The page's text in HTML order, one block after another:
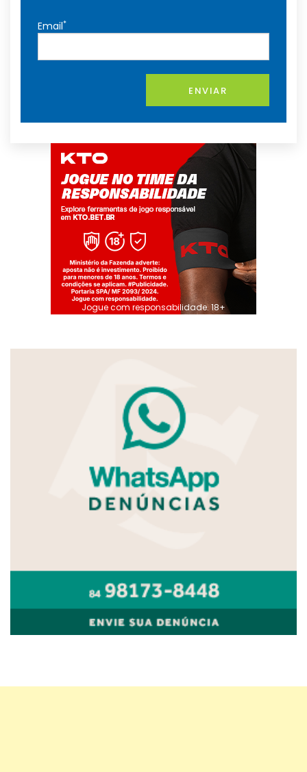
Email*
ENVIAR
Jogue com responsabilidade. 18+